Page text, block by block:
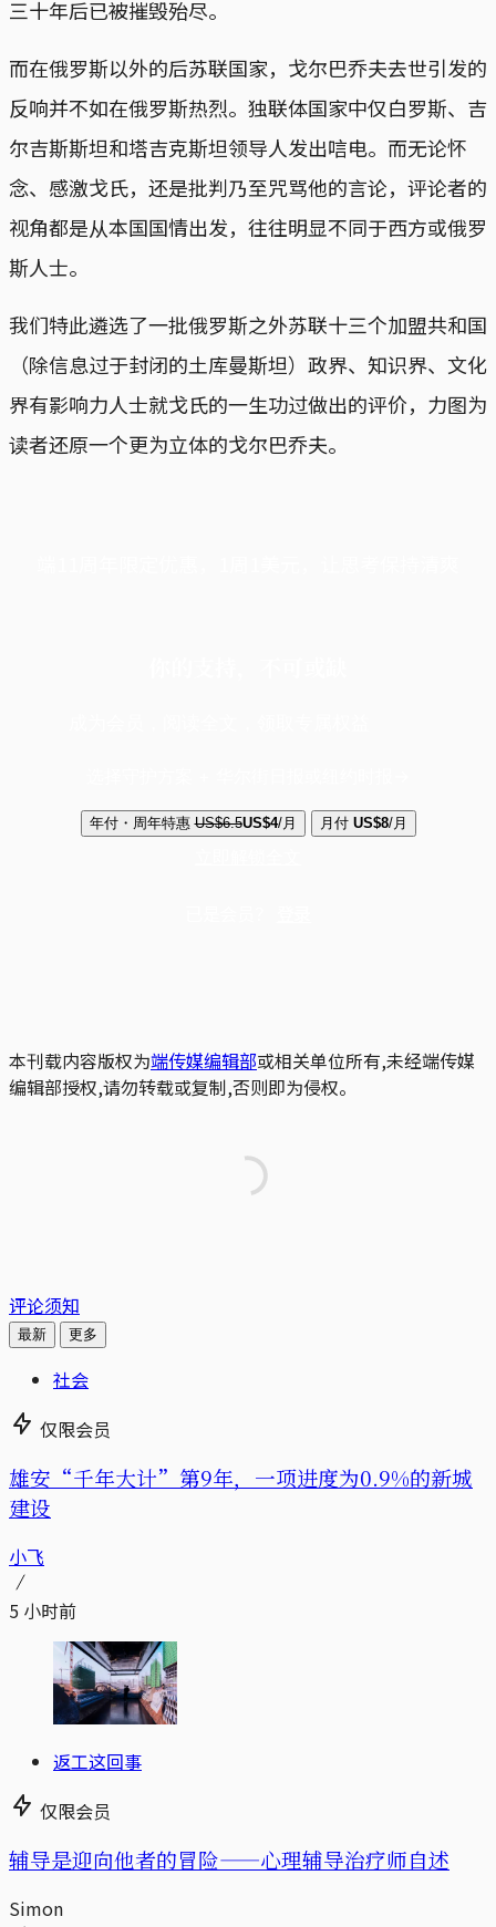
三十年后已被摧毁殆尽。
而在俄罗斯以外的后苏联国家，戈尔巴乔夫去世引发的
反响并不如在俄罗斯热烈。独联体国家中仅白罗斯、吉
尔吉斯斯坦和塔吉克斯坦领导人发出唁电。而无论怀
念、感激戈氏，还是批判乃至咒骂他的言论，评论者的
视角都是从本国国情出发，往往明显不同于西方或俄罗
斯人士。
我们特此遴选了一批俄罗斯之外苏联十三个加盟共和国
（除信息过于封闭的土库曼斯坦）政界、知识界、文化
界有影响力人士就戈氏的一生功过做出的评价，力图为
读者还原一个更为立体的戈尔巴乔夫。
年付・周年特惠 US$6.5US$4/月 月付 US$8/月
本刊载内容版权为端传媒编辑部或相关单位所有,未经端传媒
编辑部授权,请勿转载或复制,否则即为侵权。
评论须知
最新 更多
社会
仅限会员
雄安“千年大计”第9年，一项进度为0.9%的新城
建设
小飞
5 小时前
返工这回事
仅限会员
辅导是迎向他者的冒险——心理辅导治疗师自述
Simon